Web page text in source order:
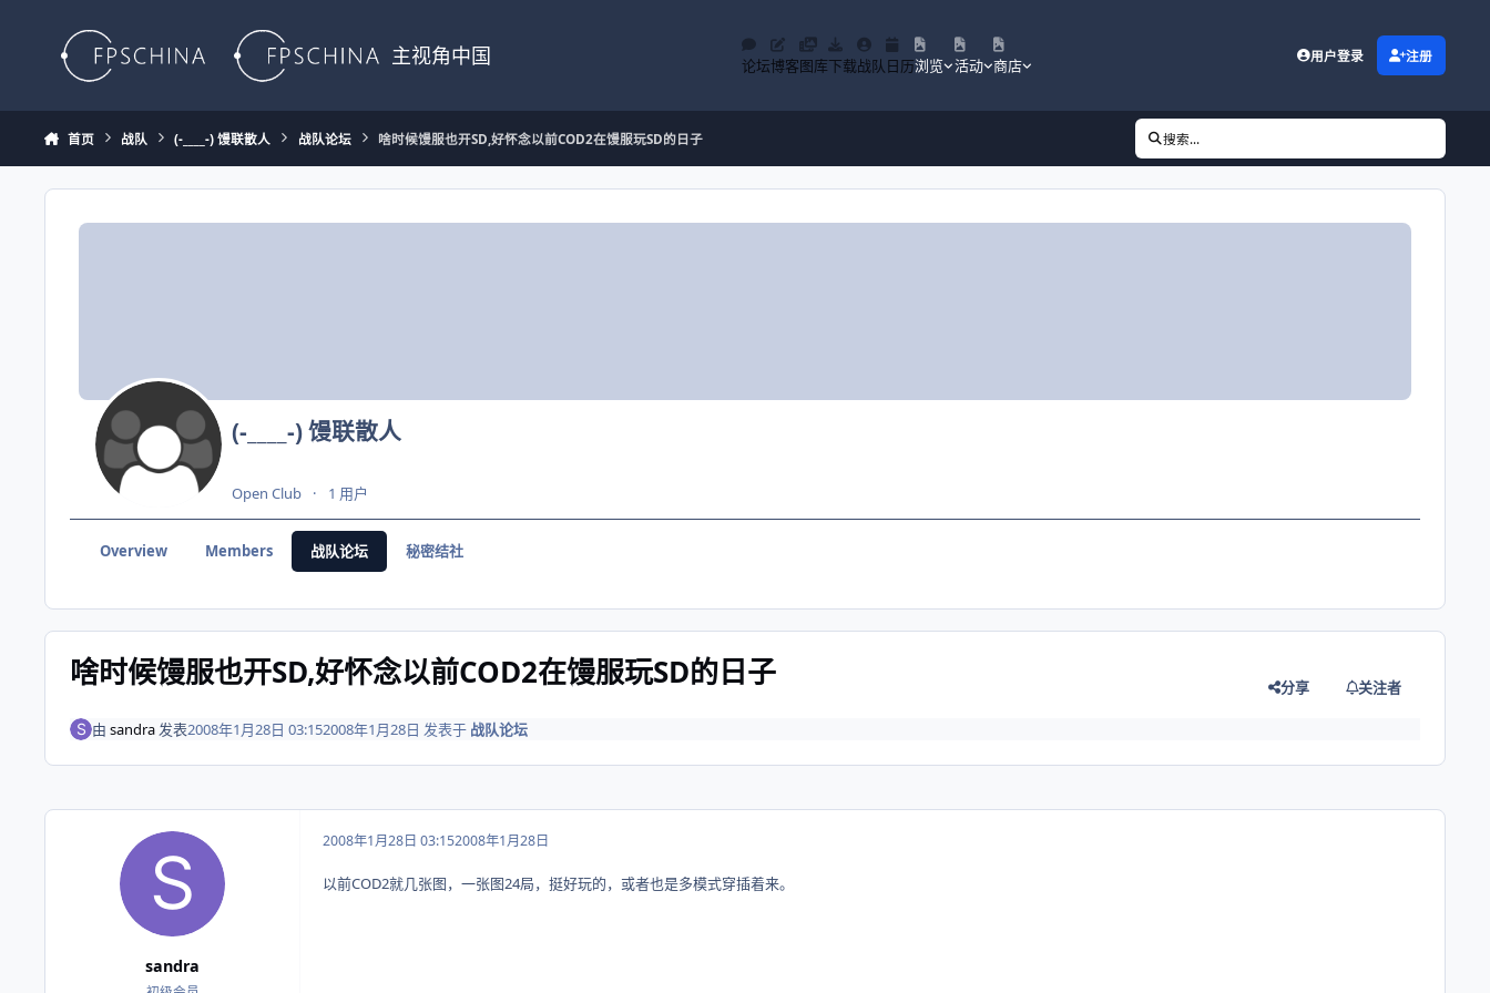
主视角中国 论坛博客图库下载战队 日历浏览 活动 商店
用户登录 注册
首页 战队 (-____-) 馒联散人 战队论坛 啥时候馒服也开SD,好怀念以前COD2在馒服玩SD的日子 搜索...
(-____-) 馒联散人
Open Club 1 用户
Overview Members 战队论坛 秘密结社
啥时候馒服也开SD,好怀念以前COD2在馒服玩SD的日子 分享 关注者
由 sandra发表2008年1月28日 03:152008年1月28日 发表于 战队论坛
sandra
2008年1月28日 03:152008年1月28日
以前COD2就几张图，一张图24局，挺好玩的，或者也是多模式穿插着来。